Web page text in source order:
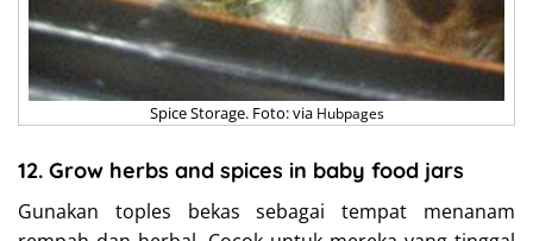
Spice Storage. Foto: via Hubpages
12. Grow herbs and spices in baby food jars
Gunakan toples bekas sebagai tempat menanam